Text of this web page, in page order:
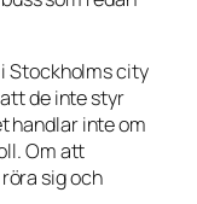
Stockholms city
de inte styr
handlar inte om
Om att
sig och